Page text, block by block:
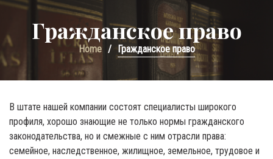
e
n
Гражданское право
Home Гражданское право
В штате нашей компании состоят специалисты широкого
профиля, хорошо знающие не только нормы гражданского
законодательства, но и смежные с ним отрасли права:
семейное, наследственное, жилищное, земельное, трудовое и